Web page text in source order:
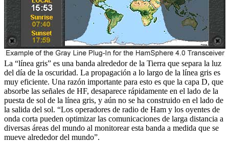
La “línea gris” es una banda alrededor de la Tierra que separa la luz
del día de la oscuridad. La propagación a lo largo de la línea gris es
muy eficiente. Una razón importante para esto es que la capa D, que
absorbe las señales de HF, desaparece rápidamente en el lado de la
puesta de sol de la línea gris, y aún no se ha construido en el lado de
la salida del sol. “Los operadores de radio de Ham y los oyentes de
onda corta pueden optimizar las comunicaciones de larga distancia a
diversas áreas del mundo al monitorear esta banda a medida que se
mueve alrededor del mundo”.